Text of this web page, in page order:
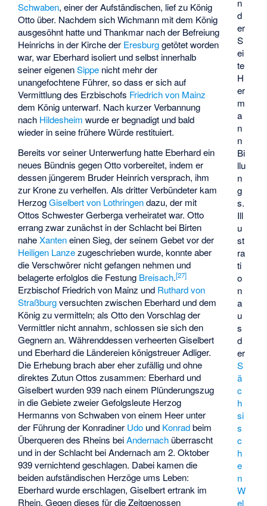
n
d
er
S
ei
te
H
er
m
a
n
n
Bi
llu
n
g
s.
Ill
u
st
ra
ti
o
n
a
u
s
d
er
S
ä
c
h
si
s
c
h
e
n
W
el
Schwaben, einer der Aufständischen, lief zu König
Otto über. Nachdem sich Wichmann mit dem König
ausgesöhnt hatte und Thankmar nach der Befreiung
Heinrichs in der Kirche der Eresburggetötet worden
war, war Eberhard isoliert und selbst innerhalb
seiner eigenenSippe nicht mehr der
unangefochtene Führer, so dass er sich auf
Vermittlung des Erzbischofs Friedrich von Mainz
dem König unterwarf. Nach kurzer Verbannung
nach Hildesheim wurde er begnadigt und bald
wieder in seine frühere Würde restituiert.
Bereits vor seiner Unterwerfung hatte Eberhard ein
neues Bündnis gegen Otto vorbereitet, indem er
dessen jüngerem Bruder Heinrich versprach, ihm
zur Krone zu verhelfen. Als dritter Verbündeter kam
HerzogGiselbert von Lothringendazu, der mit
Ottos Schwester Gerberga verheiratet war. Otto
errang zwar zunächst in derSchlacht bei Birten
naheXanteneinen Sieg, der seinem Gebet vor der
Heiligen Lanzezugeschrieben wurde, konnte aber
die Verschwörer nicht gefangen nehmen und
belagerte erfolglos die Festung Breisach.[27]
Erzbischof Friedrich von Mainz und Ruthard von
Straßburgversuchten zwischen Eberhard und dem
König zu vermitteln; als Otto den Vorschlag der
Vermittler nicht annahm, schlossen sie sich den
Gegnern an. Währenddessen verheerten Giselbert
und Eberhard die Ländereien königstreuer Adliger.
Die Erhebung brach aber eher zufällig und ohne
direktes Zutun Ottos zusammen: Eberhard und
Giselbert wurden 939 nach einem Plünderungszug
in die Gebiete zweier Gefolgsleute Herzog
Hermanns von Schwaben von einem Heer unter
der Führung der Konradiner Udo und Konradbeim
Überqueren des Rheins beiAndernach überrascht
und in derSchlacht bei Andernacham 2. Oktober
939 vernichtend geschlagen. Dabei kamen die
beiden aufständischen Herzöge ums Leben:
Eberhard wurde erschlagen, Giselbert ertrank im
Rhein. Gegen dieses für die Zeitgenossen